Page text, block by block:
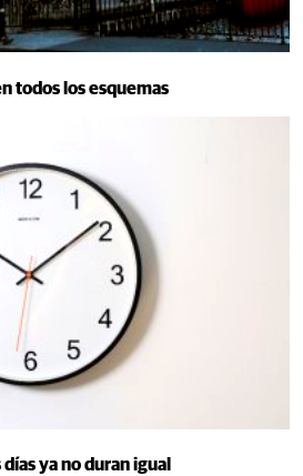
todos los esquemas
ya no duran igual